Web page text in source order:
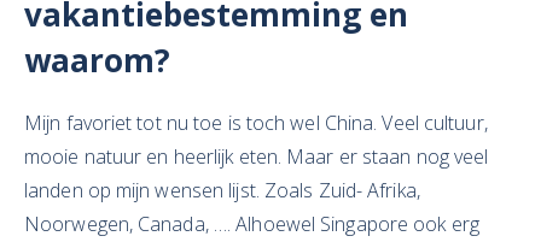
vakantiebestemming en
waarom?
Mijn favoriet tot nu toe is toch wel China. Veel cultuur,
mooie natuur en heerlijk eten. Maar er staan nog veel
landen op mijn wensen lijst. Zoals Zuid- Afrika,
Noorwegen, Canada, …. Alhoewel Singapore ook erg